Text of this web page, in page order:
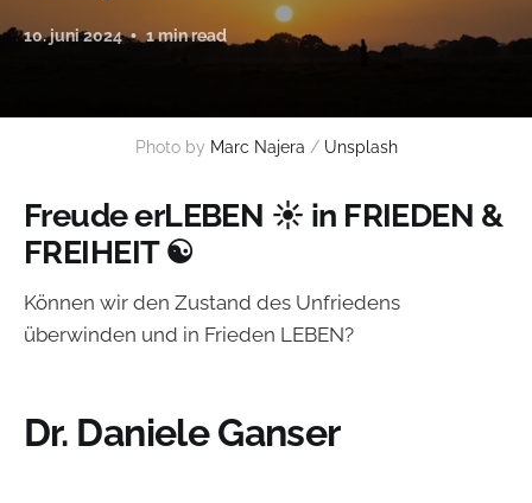
10. juni 2024 1 min read
Photo by Marc Najera / Unsplash
Freude erLEBEN ☀️ in FRIEDEN &
FREIHEIT ☯️
Können wir den Zustand des Unfriedens
überwinden und in Frieden LEBEN?
Dr. Daniele Ganser